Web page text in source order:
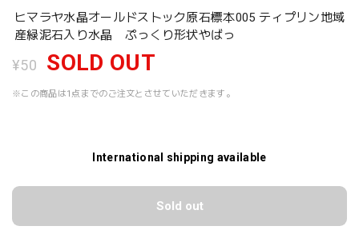
ヒマラヤ水晶オールドストック原石標本005 ティプリン地域
産緑泥石入り水晶 ぷっくり形状やばっ
¥50 SOLD OUT
※この商品は1点までのご注文とさせていただきます。
International shipping available
Sold out